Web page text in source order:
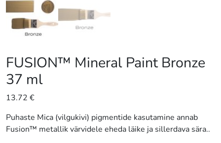
FUSION™ Mineral Paint Bronze
37 ml
13.72 €
Puhaste Mica (vilgukivi) pigmentide kasutamine annab
Fusion™ metallik värvidele eheda läike ja sillerdava sära..